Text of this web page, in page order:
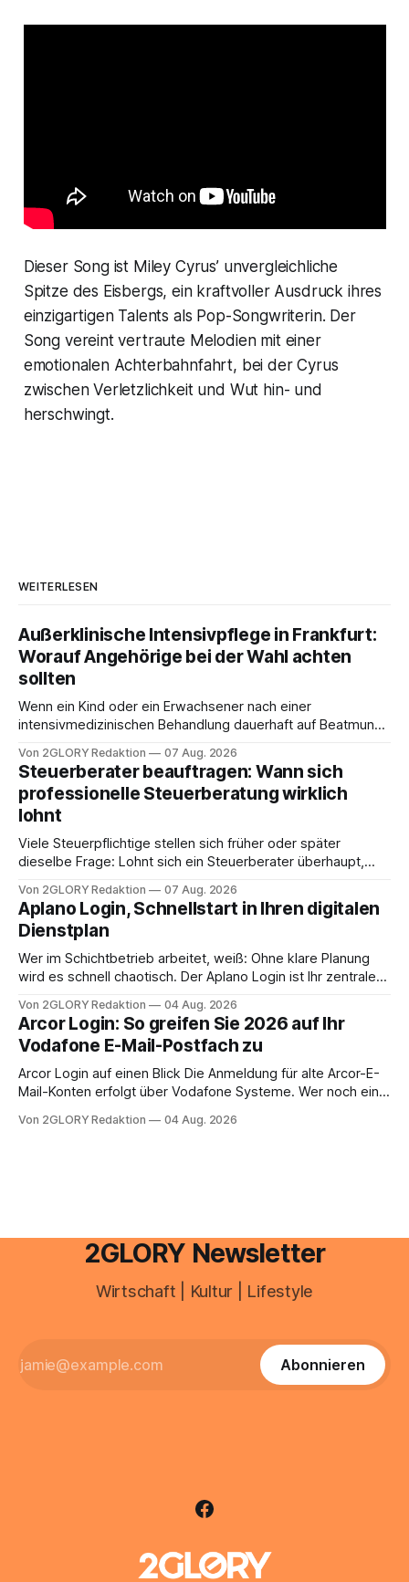
Dieser Song ist Miley Cyrus’ unvergleichliche
Spitze des Eisbergs, ein kraftvoller Ausdruck ihres
einzigartigen Talents als Pop-Songwriterin. Der
Song vereint vertraute Melodien mit einer
emotionalen Achterbahnfahrt, bei der Cyrus
zwischen Verletzlichkeit und Wut hin- und
herschwingt.
WEITERLESEN
Außerklinische Intensivpflege in Frankfurt:
Worauf Angehörige bei der Wahl achten
sollten
Wenn ein Kind oder ein Erwachsener nach einer
intensivmedizinischen Behandlung dauerhaft auf Beatmung
angewiesen ist, stellt sich für Familien eine schwierige
Frage: Muss die Versorgung dauerhaft in der Klinik bleiben –
oder ist ein Leben zu Hause möglich? Die außerklinische
Intensivpflege bietet genau diese Alternative: Sie
Von 2GLORY Redaktion 07 Aug. 2026
Steuerberater beauftragen: Wann sich
professionelle Steuerberatung wirklich
lohnt
Viele Steuerpflichtige stellen sich früher oder später
dieselbe Frage: Lohnt sich ein Steuerberater überhaupt,
erledigen? Die kurze Antwort: Bei einfachen
Einkommensverhältnissen reicht häufig eine Steuersoftware
aus – sobald jedoch mehrere Einkunftsarten
zusammentreffen oder größere finanzielle Veränderungen
anstehen, zahlt sich professionelle Unterstützung meist
Von 2GLORY Redaktion 07 Aug. 2026
Aplano Login, Schnellstart in Ihren digitalen
Dienstplan
Wer im Schichtbetrieb arbeitet, weiß: Ohne klare Planung
wird es schnell chaotisch. Der Aplano Login ist Ihr zentraler
abwesenheiten und die gesamte kommunikation rund um
Ihr personal digital zu organisieren. In diesem Leitfaden
erfahren Sie alles, was Sie für einen reibungslosen Einstieg
brauchen, von der Registrierung
Von 2GLORY Redaktion 04 Aug. 2026
Arcor Login: So greifen Sie 2026 auf Ihr
Vodafone E-Mail-Postfach zu
Arcor Login auf einen Blick Die Anmeldung für alte Arcor-E-
Mail-Konten erfolgt über Vodafone Systeme. Wer noch eine
besitzt, loggt sich heute über das Vodafone E-Mail & Cloud
Von 2GLORY Redaktion 04 Aug. 2026
2GLORY Newsletter
Wirtschaft | Kultur | Lifestyle
Abonnieren